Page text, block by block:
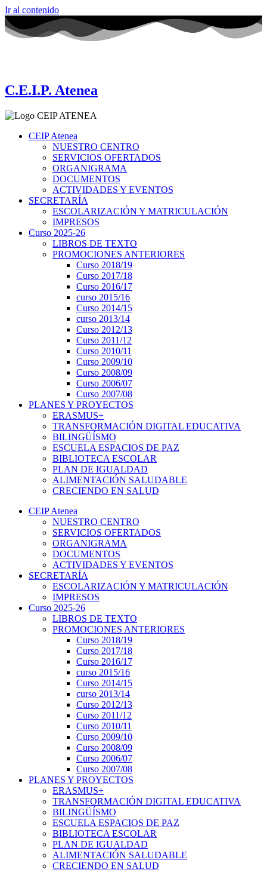
Ir al contenido
C.E.I.P. Atenea
CEIP Atenea
NUESTRO CENTRO
SERVICIOS OFERTADOS
ORGANIGRAMA
DOCUMENTOS
ACTIVIDADES Y EVENTOS
SECRETARÍA
ESCOLARIZACIÓN Y MATRICULACIÓN
IMPRESOS
Curso 2025-26
LIBROS DE TEXTO
PROMOCIONES ANTERIORES
Curso 2018/19
Curso 2017/18
Curso 2016/17
curso 2015/16
Curso 2014/15
curso 2013/14
Curso 2012/13
Curso 2011/12
Curso 2010/11
Curso 2009/10
Curso 2008/09
Curso 2006/07
Curso 2007/08
PLANES Y PROYECTOS
ERASMUS+
TRANSFORMACIÓN DIGITAL EDUCATIVA
BILINGÜÍSMO
ESCUELA ESPACIOS DE PAZ
BIBLIOTECA ESCOLAR
PLAN DE IGUALDAD
ALIMENTACIÓN SALUDABLE
CRECIENDO EN SALUD
CEIP Atenea
NUESTRO CENTRO
SERVICIOS OFERTADOS
ORGANIGRAMA
DOCUMENTOS
ACTIVIDADES Y EVENTOS
SECRETARÍA
ESCOLARIZACIÓN Y MATRICULACIÓN
IMPRESOS
Curso 2025-26
LIBROS DE TEXTO
PROMOCIONES ANTERIORES
Curso 2018/19
Curso 2017/18
Curso 2016/17
curso 2015/16
Curso 2014/15
curso 2013/14
Curso 2012/13
Curso 2011/12
Curso 2010/11
Curso 2009/10
Curso 2008/09
Curso 2006/07
Curso 2007/08
PLANES Y PROYECTOS
ERASMUS+
TRANSFORMACIÓN DIGITAL EDUCATIVA
BILINGÜÍSMO
ESCUELA ESPACIOS DE PAZ
BIBLIOTECA ESCOLAR
PLAN DE IGUALDAD
ALIMENTACIÓN SALUDABLE
CRECIENDO EN SALUD